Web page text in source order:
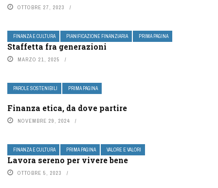
OTTOBRE 27, 2023
FINANZA E CULTURA PIANIFICAZIONE FINANZIARIA PRIMA PAGINA
Staffetta fra generazioni
MARZO 21, 2025
PAROLE SOSTENIBILI PRIMA PAGINA
Finanza etica, da dove partire
NOVEMBRE 29, 2024
FINANZA E CULTURA PRIMA PAGINA VALORE E VALORI
Lavora sereno per vivere bene
OTTOBRE 5, 2023